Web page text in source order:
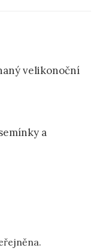
velikonoční
a